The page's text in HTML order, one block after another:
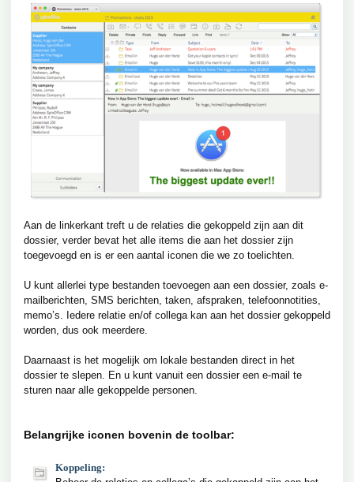
Aan de linkerkant treft u de relaties die gekoppeld zijn aan dit
dossier, verder bevat het alle items die aan het dossier zijn
toegevoegd en is er een aantal iconen die we zo toelichten.
U kunt allerlei type bestanden toevoegen aan een dossier, zoals e-
mailberichten, SMS berichten, taken, afspraken, telefoonnotities,
memo’s. Iedere relatie en/of collega kan aan het dossier gekoppeld
worden, dus ook meerdere.
Daarnaast is het mogelijk om lokale bestanden direct in het
dossier te slepen. En u kunt vanuit een dossier een e-mail te
sturen naar alle gekoppelde personen.
Belangrijke iconen bovenin de toolbar:
Koppeling: